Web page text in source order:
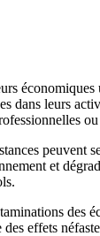
économiques
dans leurs
peuvent
et
des
effets